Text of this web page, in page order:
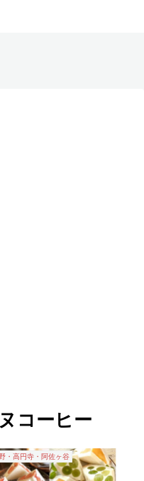
コーヒー
・高円寺・阿佐ヶ谷